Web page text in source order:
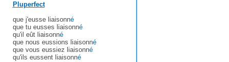
Pluperfect
que j'eusse liaisonné
que tu eusses liaisonné
qu'il eût liaisonné
que nous eussions liaisonné
que vous eussiez liaisonné
qu'ils eussent liaisonné